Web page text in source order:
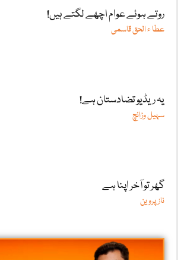
روتے ہوئے عوام اچھے لگتے ہیں!
عطا ء الحق قاسمی
یہ ریڈیو تضادستان ہے!
سہیل وڑائچ
گھر تو آخر اپنا ہے
ناز پروین